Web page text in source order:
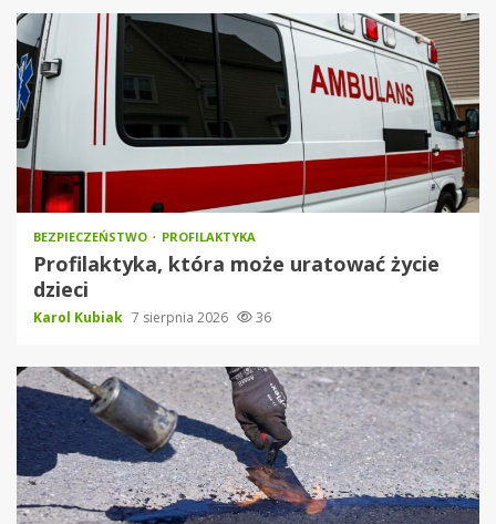
BEZPIECZEŃSTWO PROFILAKTYKA
Profilaktyka, która może uratować życie
dzieci
Karol Kubiak 7 sierpnia 2026 36